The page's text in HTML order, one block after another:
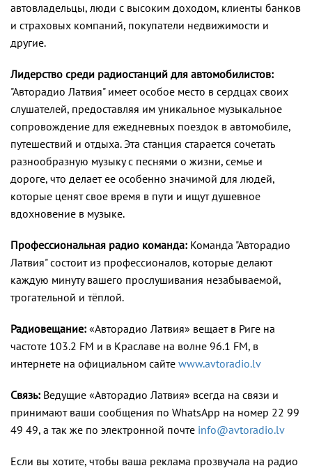
автовладельцы, люди с высоким доходом, клиенты банков
и страховых компаний, покупатели недвижимости и
другие.
Лидерство среди радиостанций для автомобилистов:
"Авторадио Латвия" имеет особое место в сердцах своих
слушателей, предоставляя им уникальное музыкальное
сопровождение для ежедневных поездок в автомобиле,
путешествий и отдыха. Эта станция старается сочетать
разнообразную музыку с песнями о жизни, семье и
дороге, что делает ее особенно значимой для людей,
которые ценят свое время в пути и ищут душевное
вдохновение в музыке.
Профессиональная радио команда: Команда "Авторадио
Латвия" состоит из профессионалов, которые делают
каждую минуту вашего прослушивания незабываемой,
трогательной и тёплой.
Радиовещание: «Авторадио Латвия» вещает в Риге на
частоте 103.2 FM и в Краславе на волне 96.1 FM, в
интернете на официальном сайте www.avtoradio.lv
Связь: Ведущие «Авторадио Латвия» всегда на связи и
принимают ваши сообщения по WhatsApp на номер 22 99
49 49, а так же по электронной почте info@avtoradio.lv
Если вы хотите, чтобы ваша реклама прозвучала на радио